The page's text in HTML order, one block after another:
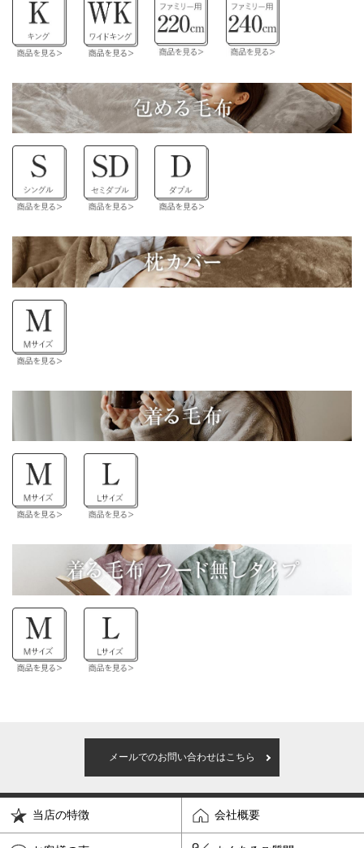
メールでのお問い合わせはこちら
当店の特徴 会社概要